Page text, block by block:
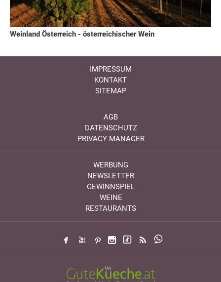
Weinland Österreich - österreichischer Wein
IMPRESSUM
KONTAKT
SITEMAP
AGB
DATENSCHUTZ
PRIVACY MANAGER
WERBUNG
NEWSLETTER
GEWINNSPIEL
WEINE
RESTAURANTS